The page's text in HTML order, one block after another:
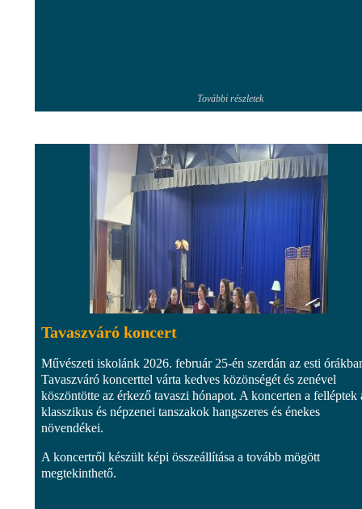
További részletek
Tavaszváró koncert
Művészeti iskolánk 2026. február 25-én szerdán az esti
Tavaszváró koncerttel várta kedves közönségét és zenével
köszöntötte az érkező tavaszi hónapot. A koncerten a felléptek
klasszikus és népzenei tanszakok hangszeres és énekes
növendékei.
A koncertről készült képi összeállítása a tovább mögött
megtekinthető.